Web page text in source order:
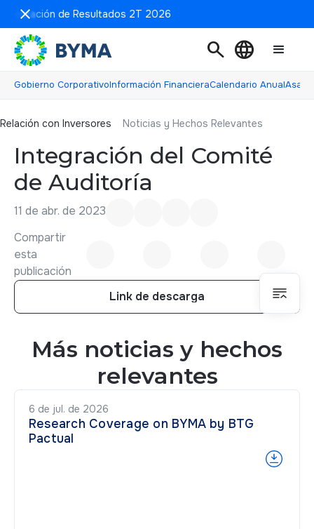
de Resultados 2T 2026
search language
Relación con inversores
Gobierno CorporativoInformación FinancieraCalendario Anual
Relación con Inversores Noticias y Hechos Relevantes
Integración del Comité
de Auditoría
11 de abr. de 2023
Compartir
esta
publicación
Link de descarga
Más noticias y hechos
relevantes
6 de jul. de 2026
Research Coverage on BYMA by BTG
Pactual